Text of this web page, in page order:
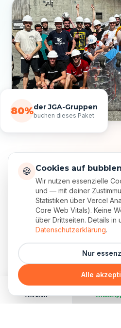
80%der JGA-Gruppen
buchen dieses Paket
ALLE AKTIVITÄTEN
Drei Formate
unvergessliche
Einzeln buchbar, als
Wunsch-
Anrufen
🍪 Cookies auf
Wir nutzen essenzielle
und — mit deiner
Statistiken über Vercel
Core Web Vitals). Keine
über Drittseiten. Details in
Datenschutzerklärung.
Nur
Alle